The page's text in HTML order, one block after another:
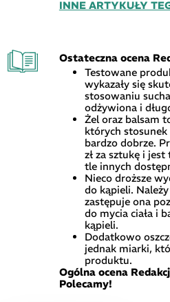
INNE ARTYKUŁY
Ostateczna ocena
Testowane
wykazały się
stosowaniu
odżywiona i
Żel oraz balsam
których
bardzo dobrze.
zł za sztukę i
tle innych
Nieco droższe
do kąpieli.
zastępuje ona
do mycia ciała i
kąpieli.
Dodatkowo
jednak miarki,
produktu.
Ogólna ocena
Polecamy!